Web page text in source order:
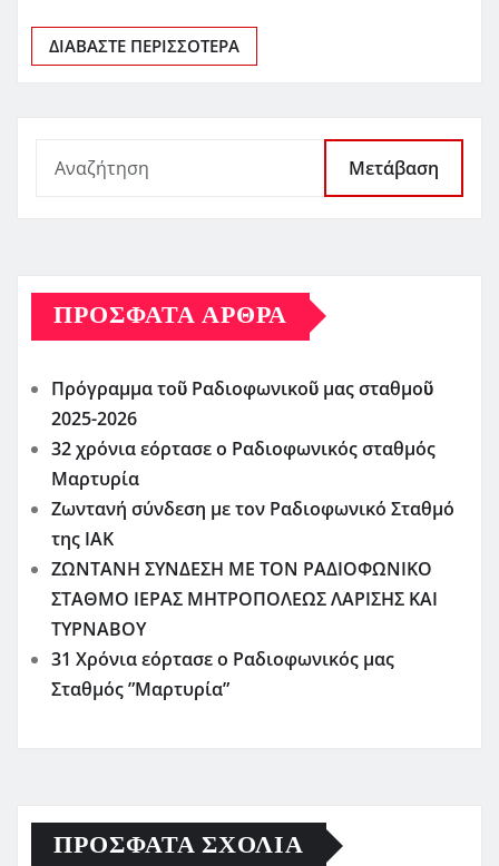
ΔΙΑΒΆΣΤΕ ΠΕΡΙΣΣΌΤΕΡΑ
Μετάβαση
ΠΡΌΣΦΑΤΑ ΆΡΘΡΑ
Πρόγραμμα τοῦ Ραδιοφωνικοῦ μας σταθμοῦ
2025-2026
32 χρόνια εόρτασε ο Ραδιοφωνικός σταθμός
Μαρτυρία
Ζωντανή σύνδεση με τον Ραδιοφωνικό Σταθμό
της ΙΑΚ
ΖΩΝΤΑΝΗ ΣΥΝΔΕΣΗ ΜΕ ΤΟΝ ΡΑΔΙΟΦΩΝΙΚΟ
ΣΤΑΘΜΟ ΙΕΡΑΣ ΜΗΤΡΟΠΟΛΕΩΣ ΛΑΡΙΣΗΣ ΚΑΙ
ΤΥΡΝΑΒΟΥ
31 Χρόνια εόρτασε ο Ραδιοφωνικός μας
Σταθμός ”Μαρτυρία”
ΠΡΌΣΦΑΤΑ ΣΧΌΛΙΑ